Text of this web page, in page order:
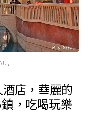
酒店，華麗的
，吃喝玩樂